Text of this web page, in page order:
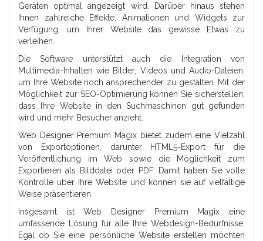
Geräten optimal angezeigt wird. Darüber hinaus stehen
Ihnen zahlreiche Effekte, Animationen und Widgets zur
Verfügung, um Ihrer Website das gewisse Etwas zu
verleihen.
Die Software unterstützt auch die Integration von
Multimedia-Inhalten wie Bilder, Videos und Audio-Dateien,
um Ihre Website noch ansprechender zu gestalten. Mit der
Möglichkeit zur SEO-Optimierung können Sie sicherstellen,
dass Ihre Website in den Suchmaschinen gut gefunden
wird und mehr Besucher anzieht.
Web Designer Premium Magix bietet zudem eine Vielzahl
von Exportoptionen, darunter HTML5-Export für die
Veröffentlichung im Web sowie die Möglichkeit zum
Exportieren als Bilddatei oder PDF. Damit haben Sie volle
Kontrolle über Ihre Website und können sie auf vielfältige
Weise präsentieren.
Insgesamt ist Web Designer Premium Magix eine
umfassende Lösung für alle Ihre Webdesign-Bedürfnisse.
Egal ob Sie eine persönliche Website erstellen möchten